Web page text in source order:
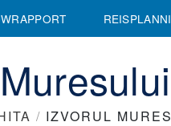
/ IZVORUL